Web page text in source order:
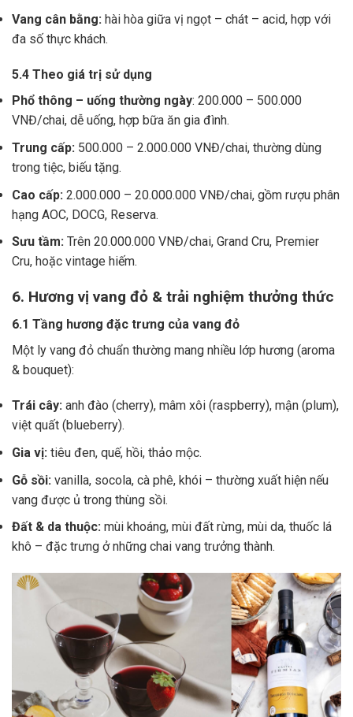
Vang cân bằng: hài hòa giữa vị ngọt – chát – acid, hợp với
đa số thực khách.
5.4 Theo giá trị sử dụng
Phổ thông – uống thường ngày: 200.000 – 500.000
VNĐ/chai, dễ uống, hợp bữa ăn gia đình.
Trung cấp: 500.000 – 2.000.000 VNĐ/chai, thường dùng
trong tiệc, biếu tặng.
Cao cấp: 2.000.000 – 20.000.000 VNĐ/chai, gồm rượu phân
hạng AOC, DOCG, Reserva.
Sưu tầm: Trên 20.000.000 VNĐ/chai, Grand Cru, Premier
Cru, hoặc vintage hiếm.
6. Hương vị vang đỏ & trải nghiệm thưởng thức
6.1 Tầng hương đặc trưng của vang đỏ
Một ly vang đỏ chuẩn thường mang nhiều lớp hương (aroma
& bouquet):
Trái cây: anh đào (cherry), mâm xôi (raspberry), mận (plum),
việt quất (blueberry).
Gia vị: tiêu đen, quế, hồi, thảo mộc.
Gỗ sồi: vanilla, socola, cà phê, khói – thường xuất hiện nếu
vang được ủ trong thùng sồi.
Đất & da thuộc: mùi khoáng, mùi đất rừng, mùi da, thuốc lá
khô – đặc trưng ở những chai vang trưởng thành.